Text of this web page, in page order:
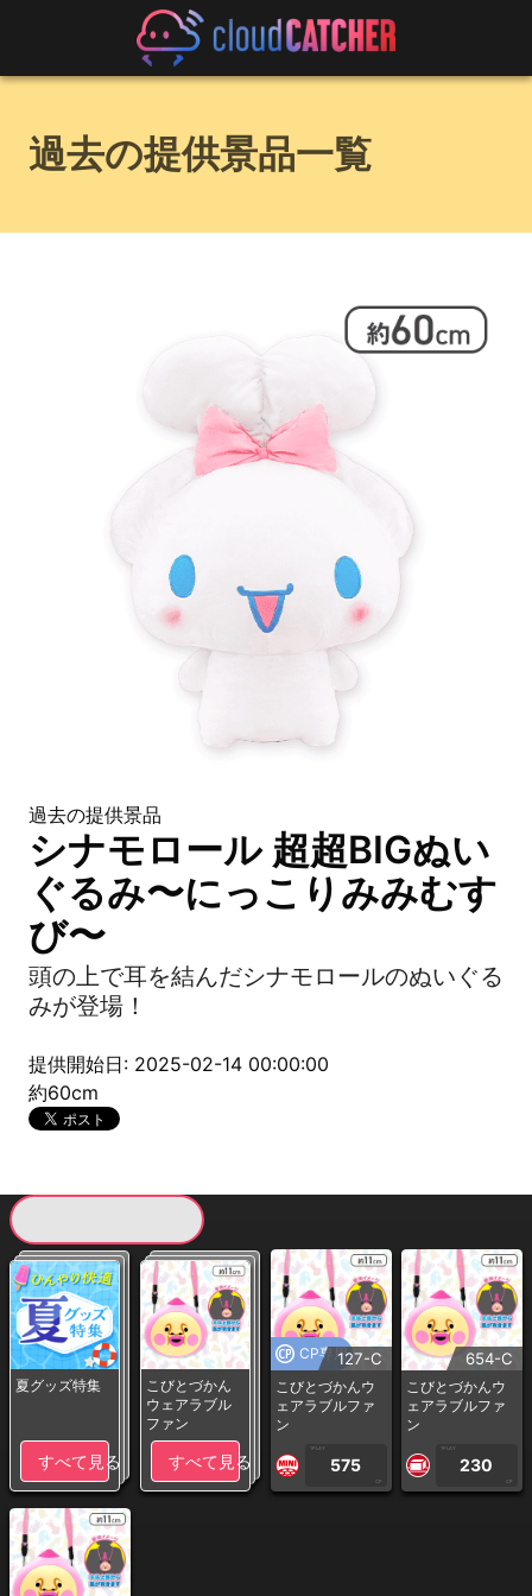
過去の提供景品一覧
過去の提供景品
シナモロール 超超BIGぬい
ぐるみ〜にっこりみみむす
び〜
頭の上で耳を結んだシナモロールのぬいぐる
みが登場！
提供開始日: 2025-02-14 00:00:00
約60cm
夏グッズ特集
すべて見る
こびとづかん
ウェアラブル
ファン
すべて見る
CP専用127-C
こびとづかんウ
ェアラブルファ
ン
1PLAY
575
CP
654-C
こびとづかんウ
ェアラブルファ
ン
1PLAY
230
CP